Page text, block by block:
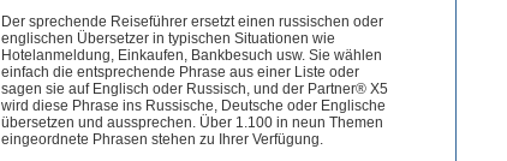
Der sprechende Reiseführer ersetzt einen russischen oder
englischen Übersetzer in typischen Situationen wie
Hotelanmeldung, Einkaufen, Bankbesuch usw. Sie wählen
einfach die entsprechende Phrase aus einer Liste oder
sagen sie auf Englisch oder Russisch, und der Partner® X5
wird diese Phrase ins Russische, Deutsche oder Englische
übersetzen und aussprechen. Über 1.100 in neun Themen
eingeordnete Phrasen stehen zu Ihrer Verfügung.